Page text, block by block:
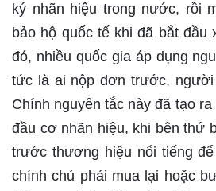
ký nhãn hiệu trong nước, rồi
bảo hộ quốc tế khi đã bắt đầu
đó, nhiều quốc gia áp dụng
tức là ai nộp đơn trước,
Chính nguyên tắc này đã tạo
đầu cơ nhãn hiệu, khi bên thứ
trước thương hiệu nổi tiếng
chính chủ phải mua lại hoặc